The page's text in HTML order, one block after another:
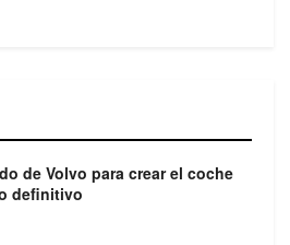
de Volvo para crear el coche
definitivo